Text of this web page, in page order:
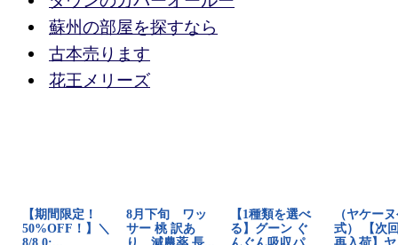
蘇州の部屋を探すなら
古本売ります
花王メリーズ